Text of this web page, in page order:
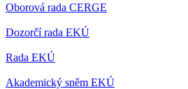
Oborová rada CERGE
Dozorčí rada EKÚ
Rada EKÚ
Akademický sněm EKÚ